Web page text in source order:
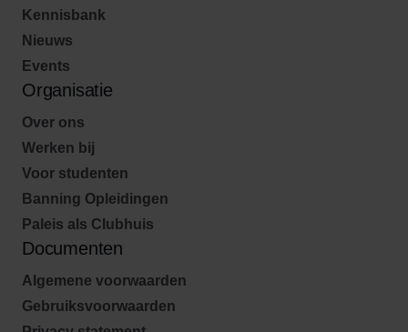
Kennisbank
Nieuws
Events
Organisatie
Over ons
Werken bij
Voor studenten
Banning Opleidingen
Paleis als Clubhuis
Documenten
Algemene voorwaarden
Gebruiksvoorwaarden